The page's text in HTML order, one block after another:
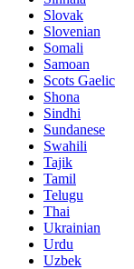
Slovak
Slovenian
Somali
Samoan
Scots Gaelic
Shona
Sindhi
Sundanese
Swahili
Tajik
Tamil
Telugu
Thai
Ukrainian
Urdu
Uzbek